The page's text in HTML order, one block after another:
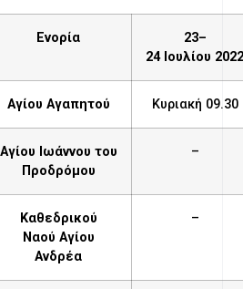
Ενορία
23–
24 Ιουλίου
Αγίου Αγαπητού Κυριακή 09.30
Αγίου Ιωάννου του
Προδρόμου
–
Καθεδρικού
Ναού Αγίου
Ανδρέα
–